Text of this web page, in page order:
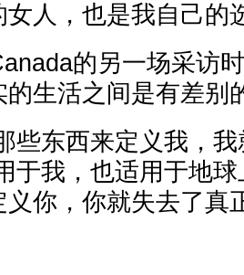
人，也是我自己的
的另一场采访
生活之间是有差别
些东西来定义我，
于我，也适用于地
你，你就失去了真